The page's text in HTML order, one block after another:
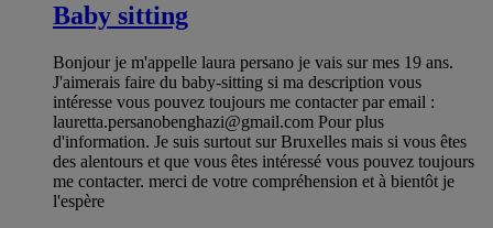
Baby sitting
Bonjour je m'appelle laura persano je vais sur mes 19 ans.
J'aimerais faire du baby-sitting si ma description vous
intéresse vous pouvez toujours me contacter par email :
lauretta.persanobenghazi@gmail.com Pour plus
d'information. Je suis surtout sur Bruxelles mais si vous êtes
des alentours et que vous êtes intéressé vous pouvez toujours
me contacter. merci de votre compréhension et à bientôt je
l'espère